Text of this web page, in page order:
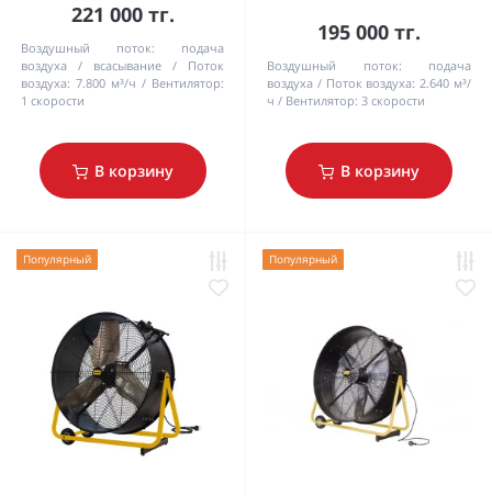
221 000 тг.
Воздушный поток:
подача
воздуха / всасывание
Поток
воздуха: 7.800 м³/ч
Bентилятор:
1 cкорости
В корзину
195 000 тг.
Воздушный поток:
подача
воздуха
Поток воздуха: 2.640 м³/
ч
Bентилятор: 3 cкорости
В корзину
Популярный Популярный